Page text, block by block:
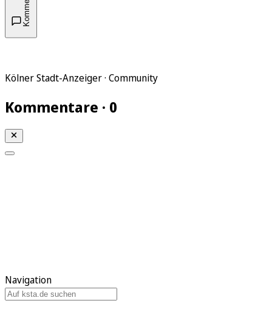
Kölner Stadt-Anzeiger · Community
Kommentare · 0
Navigation